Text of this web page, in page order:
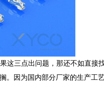
这三点出问题，那还不如直接
。因为国内部分厂家的生产工